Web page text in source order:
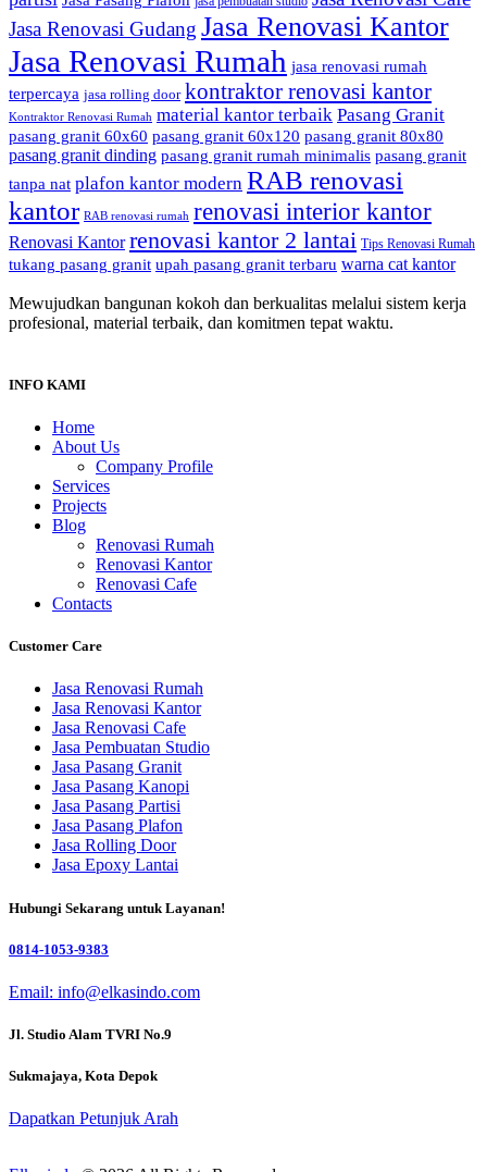
Jasa Renovasi Gudang Jasa Renovasi Kantor
Jasa Renovasi Rumah jasa renovasi rumah
terpercaya jasa rolling door kontraktor renovasi kantor
Kontraktor Renovasi Rumah material kantor terbaik Pasang Granit
pasang granit 60x60 pasang granit 60x120 pasang granit 80x80
pasang granit dinding pasang granit rumah minimalis pasang granit
tanpa nat plafon kantor modern RAB renovasi
kantor RAB renovasi rumah renovasi interior kantor
Renovasi Kantor renovasi kantor 2 lantai Tips Renovasi Rumah
tukang pasang granit upah pasang granit terbaru warna cat kantor
Mewujudkan bangunan kokoh dan berkualitas melalui sistem kerja
profesional, material terbaik, dan komitmen tepat waktu.
INFO KAMI
Home
About Us
Company Profile
Services
Projects
Blog
Renovasi Rumah
Renovasi Kantor
Renovasi Cafe
Contacts
Customer Care
Jasa Renovasi Rumah
Jasa Renovasi Kantor
Jasa Renovasi Cafe
Jasa Pembuatan Studio
Jasa Pasang Granit
Jasa Pasang Kanopi
Jasa Pasang Partisi
Jasa Pasang Plafon
Jasa Rolling Door
Jasa Epoxy Lantai
Hubungi Sekarang untuk Layanan!
0814-1053-9383
Email: info@elkasindo.com
Jl. Studio Alam TVRI No.9
Sukmajaya, Kota Depok
Dapatkan Petunjuk Arah